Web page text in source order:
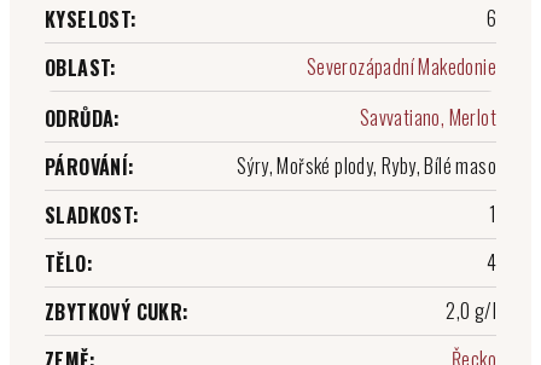
KYSELOST:
6
OBLAST:
Severozápadní Makedonie
ODRŮDA:
Savvatiano, Merlot
PÁROVÁNÍ:
Sýry, Mořské plody, Ryby, Bílé maso
SLADKOST:
1
TĚLO:
4
ZBYTKOVÝ CUKR:
2,0 g/l
Řecko